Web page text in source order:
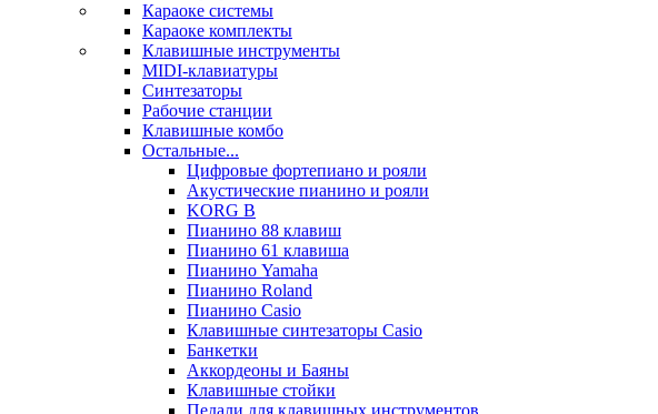
Караоке системы
Караоке комплекты
Клавишные инструменты
MIDI-клавиатуры
Синтезаторы
Рабочие станции
Клавишные комбо
Остальные...
Цифровые фортепиано и рояли
Акустические пианино и рояли
KORG B
Пианино 88 клавиш
Пианино 61 клавиша
Пианино Yamaha
Пианино Roland
Пианино Casio
Клавишные синтезаторы Casio
Банкетки
Аккордеоны и Баяны
Клавишные стойки
Педали для клавишных инструментов